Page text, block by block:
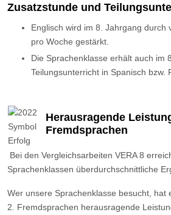
Zusatzstunde und
Englisch wird im 8. Jahrgang durch
pro Woche gestärkt.
Die Sprachenklasse erhält auch im
Teilungsunterricht in Spanisch bzw.
Herausragende
Fremdsprachen
Bei den Vergleichsarbeiten VERA 8
Sprachenklassen überdurchschnittliche
Wer unsere Sprachenklasse besucht, hat
2. Fremdsprachen herausragende